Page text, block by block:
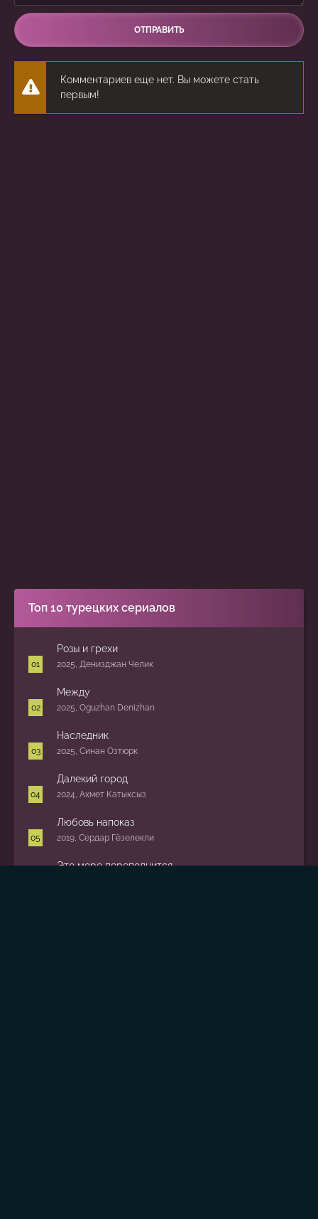
ОТПРАВИТЬ
Комментариев еще нет. Вы можете стать
первым!
Топ 10 турецких сериалов
Розы и грехи
2025, Денизджан Челик
Между
2025, Oguzhan Denizhan
Наследник
2025, Синан Озтюрк
Далекий город
2024, Ахмет Катыксыз
Любовь напоказ
2019, Сердар Гёзелекли
Это море переполнится